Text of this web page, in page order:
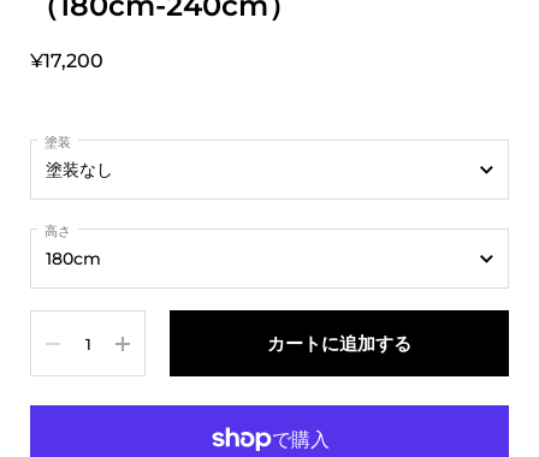
¥17,200
塗装
高さ
カートに追加する